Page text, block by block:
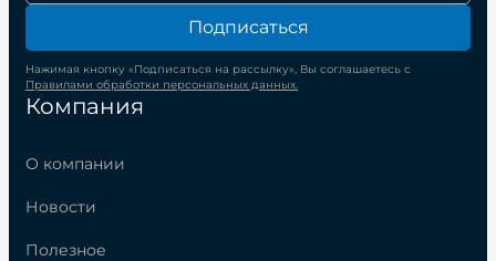
Компания
О компании
Новости
Полезное
Подписаться
Нажимая кнопку «Подписаться на рассылку», Вы соглашаетесь с
Правилами обработки персональных данных.